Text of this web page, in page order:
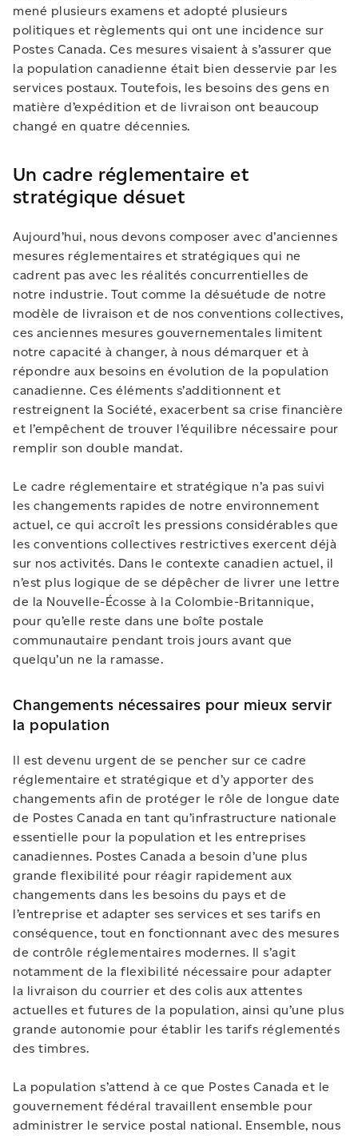
mené plusieurs examens et adopté plusieurs
politiques et règlements qui ont une incidence sur
Postes Canada. Ces mesures visaient à s’assurer que
la population canadienne était bien desservie par les
services postaux. Toutefois, les besoins des gens en
matière d’expédition et de livraison ont beaucoup
changé en quatre décennies.
Un cadre réglementaire et
stratégique désuet
Aujourd’hui, nous devons composer avec d’anciennes
mesures réglementaires et stratégiques qui ne
cadrent pas avec les réalités concurrentielles de
notre industrie. Tout comme la désuétude de notre
modèle de livraison et de nos conventions collectives,
ces anciennes mesures gouvernementales limitent
notre capacité à changer, à nous démarquer et à
répondre aux besoins en évolution de la population
canadienne. Ces éléments s’additionnent et
restreignent la Société, exacerbent sa crise financière
et l’empêchent de trouver l’équilibre nécessaire pour
remplir son double mandat.
Le cadre réglementaire et stratégique n’a pas suivi
les changements rapides de notre environnement
actuel, ce qui accroît les pressions considérables que
les conventions collectives restrictives exercent déjà
sur nos activités. Dans le contexte canadien actuel, il
n’est plus logique de se dépêcher de livrer une lettre
de la Nouvelle-Écosse à la Colombie-Britannique,
pour qu’elle reste dans une boîte postale
communautaire pendant trois jours avant que
quelqu’un ne la ramasse.
Changements nécessaires pour mieux servir
la population
Il est devenu urgent de se pencher sur ce cadre
réglementaire et stratégique et d’y apporter des
changements afin de protéger le rôle de longue date
de Postes Canada en tant qu’infrastructure nationale
essentielle pour la population et les entreprises
canadiennes. Postes Canada a besoin d’une plus
grande flexibilité pour réagir rapidement aux
changements dans les besoins du pays et de
l’entreprise et adapter ses services et ses tarifs en
conséquence, tout en fonctionnant avec des mesures
de contrôle réglementaires modernes. Il s’agit
notamment de la flexibilité nécessaire pour adapter
la livraison du courrier et des colis aux attentes
actuelles et futures de la population, ainsi qu’une plus
grande autonomie pour établir les tarifs réglementés
des timbres.
La population s’attend à ce que Postes Canada et le
gouvernement fédéral travaillent ensemble pour
administrer le service postal national. Ensemble, nous